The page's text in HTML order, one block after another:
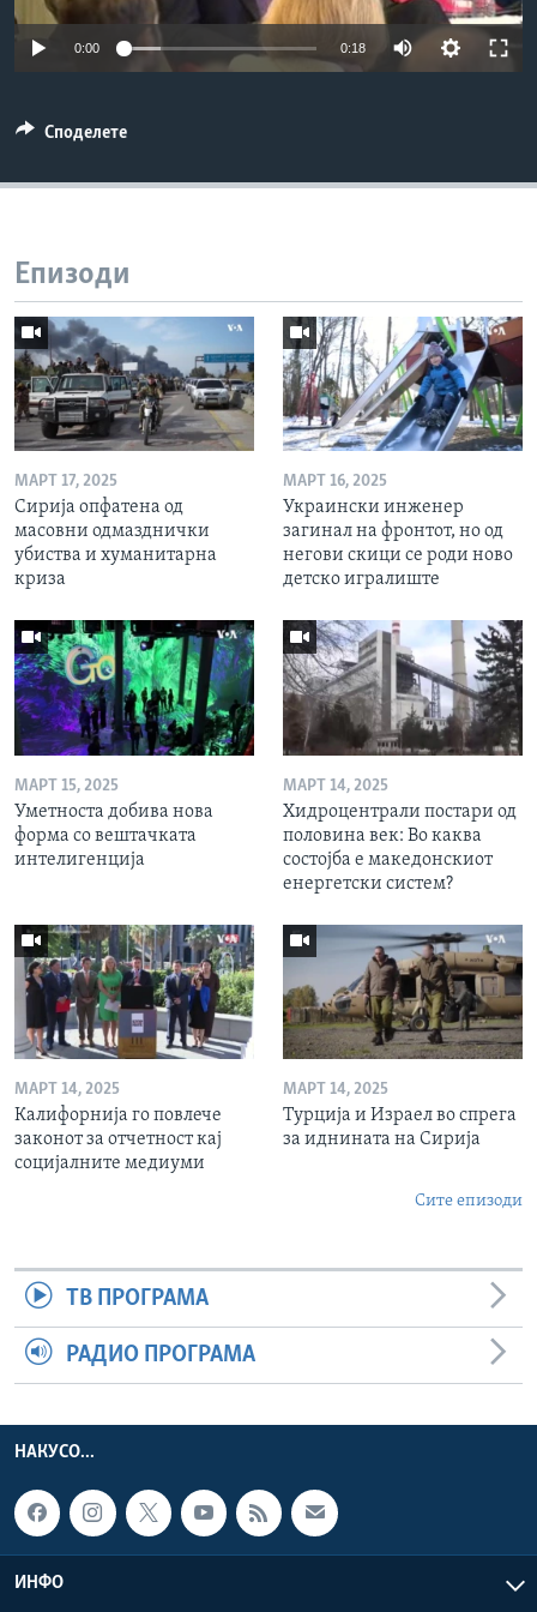
ИНТЕРВЈУА
Јазици
0:00 0:18
Споделете
Епизоди
МАРТ 17, 2025
Сирија опфатена од
масовни одмазднички
убиства и хуманитарна
криза
МАРТ 16, 2025
Украински инженер
загинал на фронтот, но од
негови скици се роди ново
детско игралиште
МАРТ 15, 2025
Уметноста добива нова
форма со вештачката
интелигенција
МАРТ 14, 2025
Хидроцентрали постари од
половина век: Во каква
состојба е македонскиот
енергетски систем?
МАРТ 14, 2025
Калифорнија го повлече
законот за отчетност кај
социјалните медиуми
МАРТ 14, 2025
Турција и Израел во спрега
за иднината на Сирија
Сите епизоди
ТВ ПРОГРАМА
РАДИО ПРОГРАМА
НАКУСО...
ИНФО